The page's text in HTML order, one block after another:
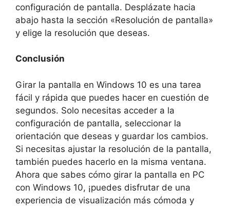
configuración de pantalla. Desplázate hacia
abajo hasta la sección «Resolución de pantalla»
y elige la resolución que deseas.
Conclusión
Girar la pantalla en Windows 10 es una tarea
fácil y rápida que puedes hacer en cuestión de
segundos. Solo necesitas acceder a la
configuración de pantalla, seleccionar la
orientación que deseas y guardar los cambios.
Si necesitas ajustar la resolución de la pantalla,
también puedes hacerlo en la misma ventana.
Ahora que sabes cómo girar la pantalla en PC
con Windows 10, ¡puedes disfrutar de una
experiencia de visualización más cómoda y